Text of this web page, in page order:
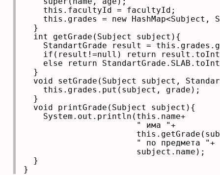
    this.facultyId = facultyId;
this.grades = new HashMap<Subject,
  }
  int getGrade(Subject subject){
StandartGrade result =
if(result!=null) return
else return
  }
void setGrade(Subject subject,
    this.grades.put(subject, grade);
  }
  void printGrade(Subject subject){
    System.out.println(this.name+
                       " има "+
                       " по предмета "+
                       subject.name);
  }
}